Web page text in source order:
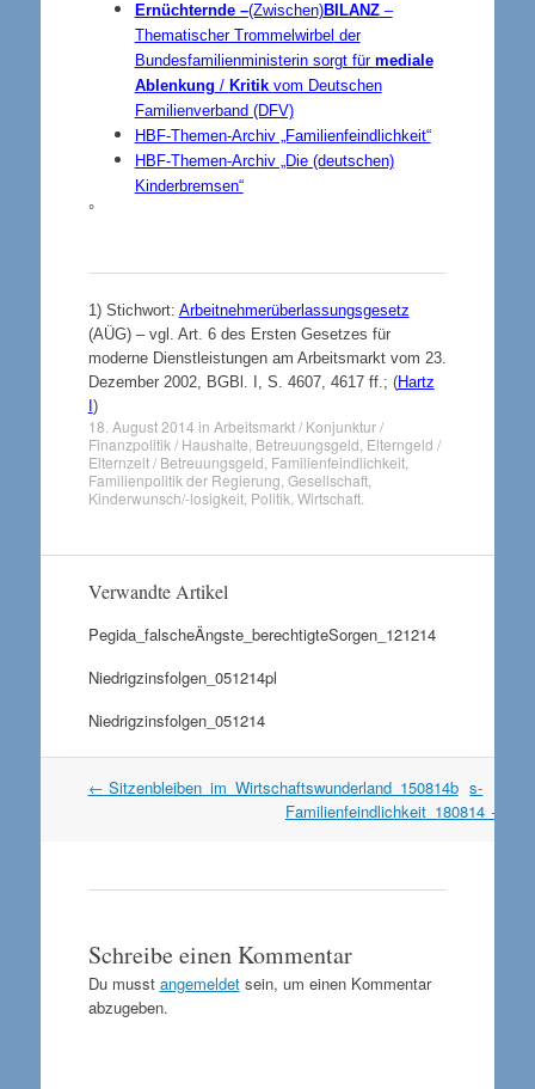
Ernüchternde –(Zwischen)BILANZ–
Thematischer Trommelwirbel der
Bundesfamilienministerin sorgt für mediale
Ablenkung / Kritik vom Deutschen
Familienverband (DFV)
HBF-Themen-Archiv „Familienfeindlichkeit“
HBF-Themen-Archiv „Die (deutschen)
Kinderbremsen“
°
1) Stichwort: Arbeitnehmerüberlassungsgesetz
(AÜG)– vgl. Art. 6 des Ersten Gesetzes für
moderne Dienstleistungen am Arbeitsmarkt vom 23.
Dezember 2002, BGBl. I, S. 4607, 4617 ff.; (Hartz
I)
18. August 2014 in Arbeitsmarkt / Konjunktur /
Finanzpolitik / Haushalte Betreuungsgeld Elterngeld /
Elternzeit / Betreuungsgeld Familienfeindlichkeit,
Familienpolitik der Regierung Gesellschaft,
Kinderwunsch/-losigkeit, Politik Wirtschaft.
Verwandte Artikel
Pegida_falscheÄngste_berechtigteSorgen_121214
Niedrigzinsfolgen_051214pl
Niedrigzinsfolgen_051214
Artikel
← Sitzenbleiben_im_Wirtschaftswunderland_150814b s-
Familienfeindlichkeit_180814 →
Schreibe einen Kommentar
Du musst angemeldetsein, um einen Kommentar
abzugeben.